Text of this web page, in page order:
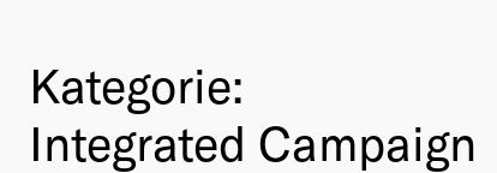
Kategorie:
Integrated Campaign